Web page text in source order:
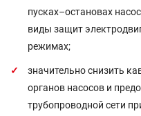
пусках–остановах
виды защит
режимах;
значительно снизить
органов насосов и
трубопроводной сети